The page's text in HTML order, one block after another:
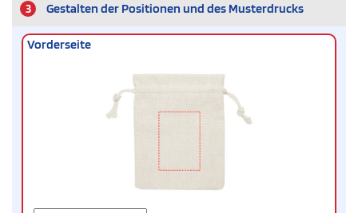
3 Gestalten der Positionen und des Musterdrucks
Vorderseite